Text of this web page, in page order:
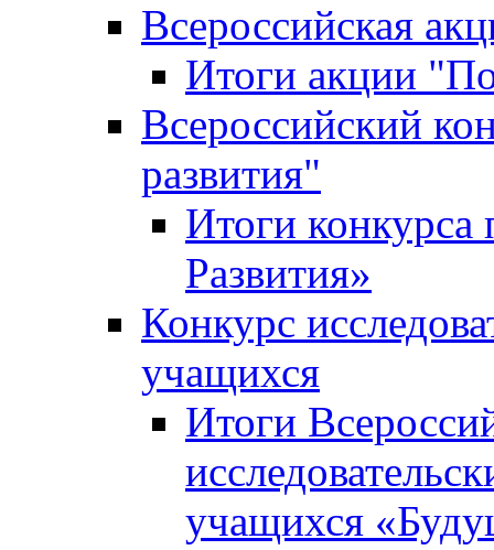
Всероссийская
Итоги акции
Всероссийский
развития"
Итоги конкурса
Развития»
Конкурс
учащихся
Итоги
учащихся